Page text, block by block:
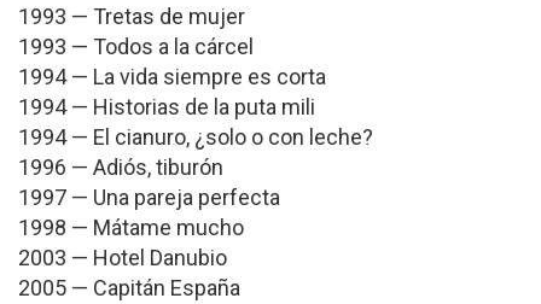
1993 — Tretas de mujer
1993 — Todos a la cárcel
1994 — La vida siempre es corta
1994 — Historias de la puta mili
1994 — El cianuro, ¿solo o con leche?
1996 — Adiós, tiburón
1997 — Una pareja perfecta
1998 — Mátame mucho
2003 — Hotel Danubio
2005 — Capitán España